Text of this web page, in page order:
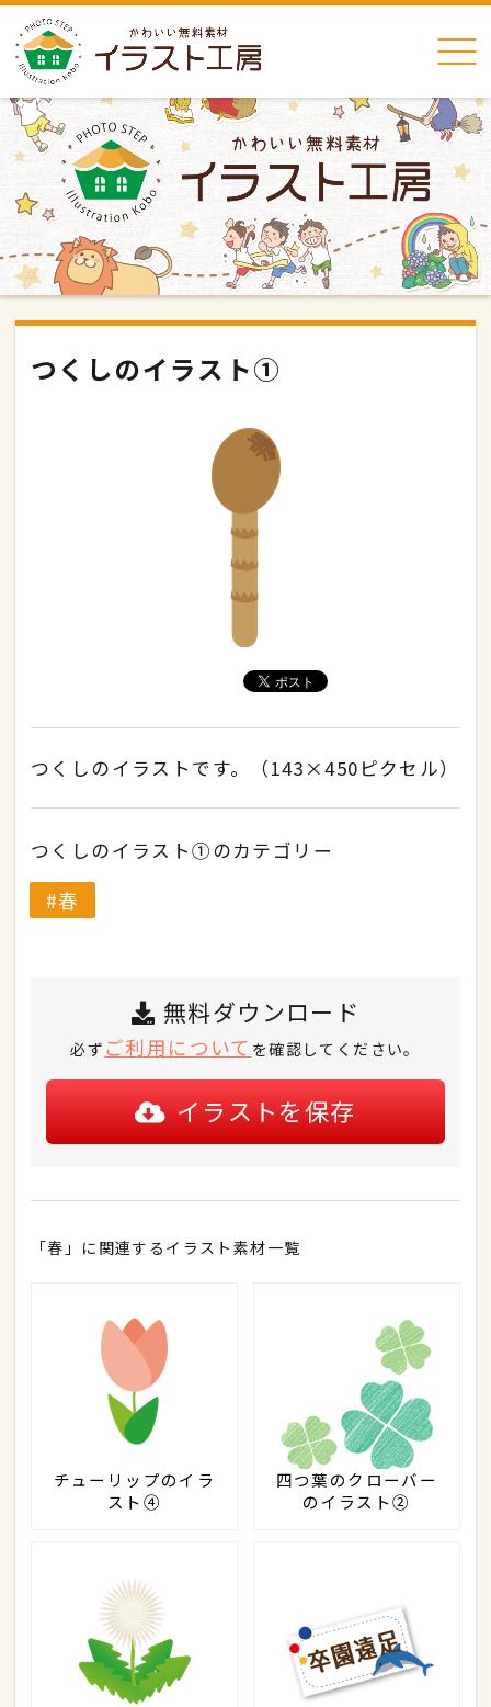
つくしのイラスト①
つくしのイラストです。（143×450ピクセル）
つくしのイラスト①のカテゴリー
春
無料ダウンロード
必ず ご利用について を確認してください。
イラストを保存
「春」に関連するイラスト素材一覧
チューリップのイラ
スト④
四つ葉のクローバー
のイラスト②